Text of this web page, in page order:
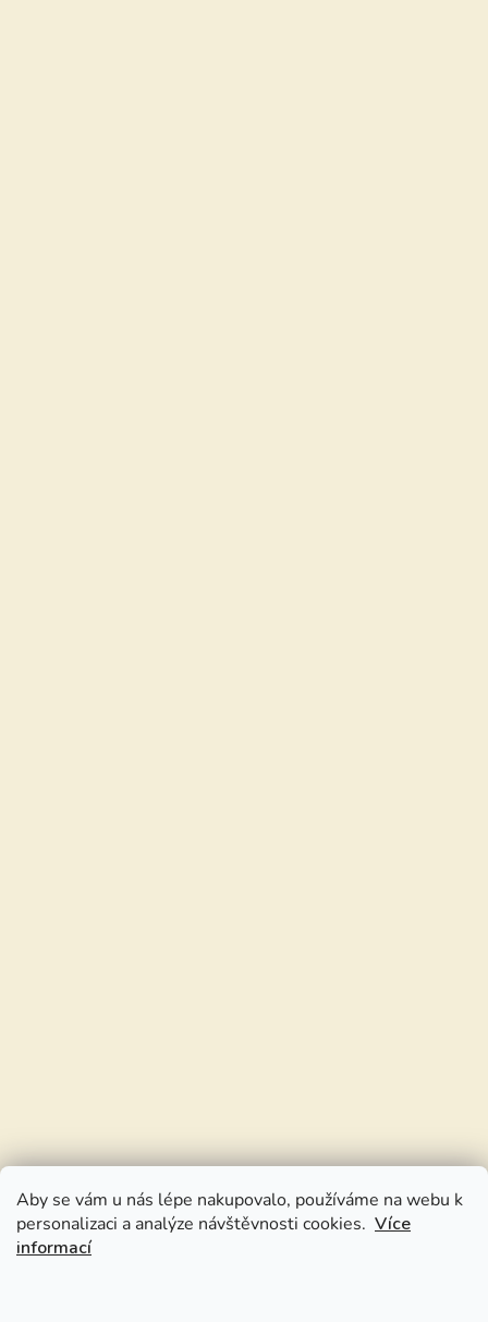
Aby se vám u nás lépe nakupovalo, používáme na webu k
personalizaci a analýze návštěvnosti cookies. Více
informací